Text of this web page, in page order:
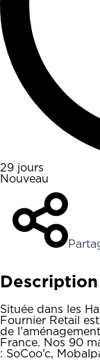
29 jours
Nouveau
Située dans les
Fournier Retail
de
France. Nos 90
: SoCoo’c,